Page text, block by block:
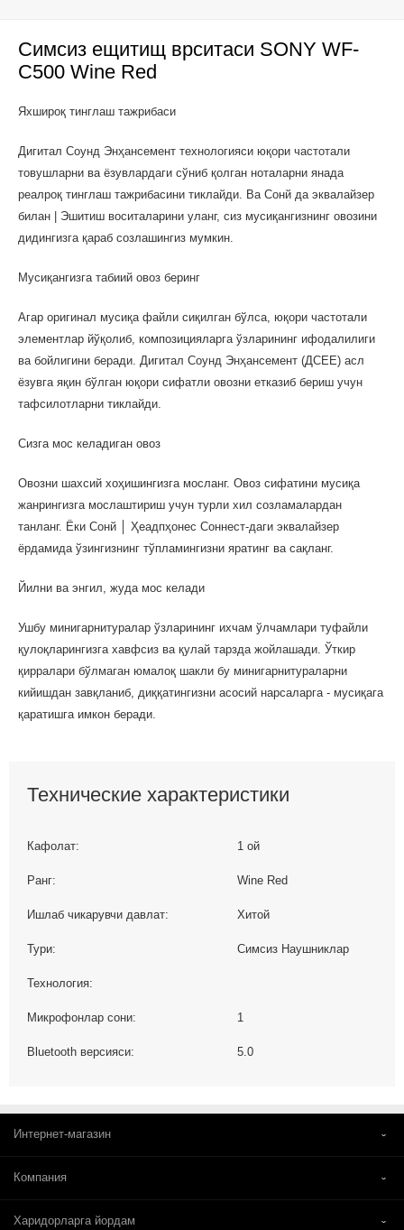
Симсиз ещитищ врситаси SONY WF-
C500 Wine Red
Яхшироқ тинглаш тажрибаси
Дигитал Соунд Энҳанcемент технологияси юқори частотали
товушларни ва ёзувлардаги сўниб қолган ноталарни янада
реалроқ тинглаш тажрибасини тиклайди. Ва Сонй да эквалайзер
билан | Эшитиш воситаларини уланг, сиз мусиқангизнинг овозини
дидингизга қараб созлашингиз мумкин.
Мусиқангизга табиий овоз беринг
Агар оригинал мусиқа файли сиқилган бўлса, юқори частотали
элементлар йўқолиб, композицияларга ўзларининг ифодалилиги
ва бойлигини беради. Дигитал Соунд Энҳанcемент (ДСEE) асл
ёзувга яқин бўлган юқори сифатли овозни етказиб бериш учун
тафсилотларни тиклайди.
Сизга мос келадиган овоз
Овозни шахсий хоҳишингизга мосланг. Овоз сифатини мусиқа
жанрингизга мослаштириш учун турли хил созламалардан
танланг. Ёки Сонй │ Ҳеадпҳонес Cоннеcт-даги эквалайзер
ёрдамида ўзингизнинг тўпламингизни яратинг ва сақланг.
Йилни ва энгил, жуда мос келади
Ушбу минигарнитуралар ўзларининг ихчам ўлчамлари туфайли
қулоқларингизга хавфсиз ва қулай тарзда жойлашади. Ўткир
қирралари бўлмаган юмалоқ шакли бу минигарнитураларни
кийишдан завқланиб, диққатингизни асосий нарсаларга - мусиқага
қаратишга имкон беради.
Технические характеристики
Кафолат: 1 ой
Ранг: Wine Red
Ишлаб чикарувчи давлат: Хитой
Тури: Симсиз Наушниклар
Технология:
Микрофонлар сони: 1
Bluetooth версияси: 5.0
Интернет-магазин
Компания
Харидорларга йордам